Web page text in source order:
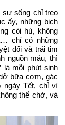
sự sống chỉ treo
ấy, những bịch
còi hú, không
chỉ có những
đối và trái tim
nguồn máu, thì
là mỗi phút sinh
bữa cơm, gác
ngày Tết, chỉ vì
thể chờ, và